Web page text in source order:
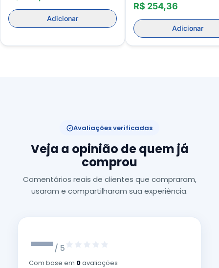
Adicionar
R$ 254,36
Adicionar
Avaliações verificadas
Veja a opinião de quem já
comprou
Comentários reais de clientes que compraram,
usaram e compartilharam sua experiência.
—/ 5
Com base em 0avaliações